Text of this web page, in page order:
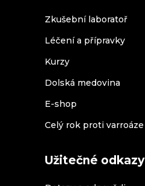
Zkušební laboratoř
Léčení a přípravky
Kurzy
Dolská medovina
E-shop
Celý rok proti varroáze
Užitečné odkazy